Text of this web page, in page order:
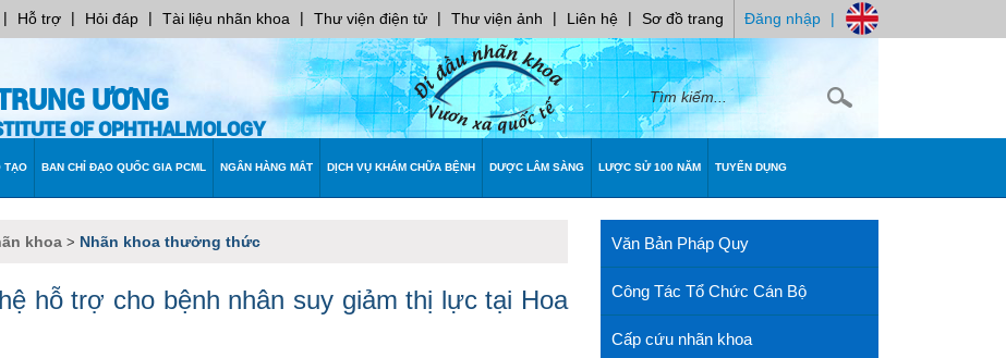
| Hỗ trợ | Hỏi đáp | Tài liệu nhãn khoa | Thư viện điện tử | Thư viện ảnh | Liên hệ | Sơ đồ trang Đăng nhập |
ƯƠNG
OF OPHTHALMOLOGY
TẠO BAN CHỈ ĐẠO QUỐC GIA PCML NGÂN HÀNG MẮT DỊCH VỤ KHÁM CHỮA BỆNH DƯỢC LÂM SÀNG LƯỢC SỬ 100 NĂM TUYỂN DỤNG
khoa > Nhãn khoa thưởng thức
hỗ trợ cho bệnh nhân suy giảm thị lực tại Hoa
Văn Bản Pháp Quy
Công Tác Tổ Chức Cán Bộ
Cấp cứu nhãn khoa